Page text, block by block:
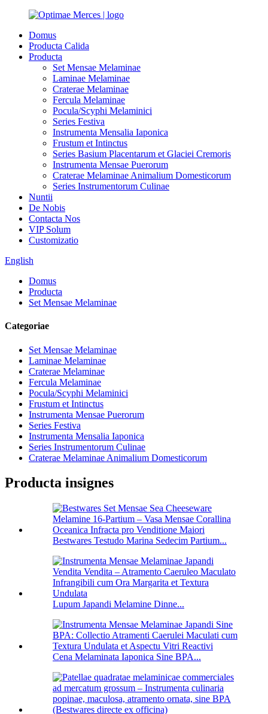
Domus
Producta Calida
Producta
Set Mensae Melaminae
Laminae Melaminae
Craterae Melaminae
Fercula Melaminae
Pocula/Scyphi Melaminici
Series Festiva
Instrumenta Mensalia Iaponica
Frustum et Intinctus
Series Basium Placentarum et Glaciei Cremoris
Instrumenta Mensae Puerorum
Craterae Melaminae Animalium Domesticorum
Series Instrumentorum Culinae
Nuntii
De Nobis
Contacta Nos
VIP Solum
Customizatio
English
Domus
Producta
Set Mensae Melaminae
Categoriae
Set Mensae Melaminae
Laminae Melaminae
Craterae Melaminae
Fercula Melaminae
Pocula/Scyphi Melaminici
Frustum et Intinctus
Instrumenta Mensae Puerorum
Series Festiva
Instrumenta Mensalia Iaponica
Series Instrumentorum Culinae
Craterae Melaminae Animalium Domesticorum
Producta insignes
Bestwares Testudo Marina Sedecim Partium...
Lupum Japandi Melamine Dinne...
Cena Melaminata Iaponica Sine BPA...